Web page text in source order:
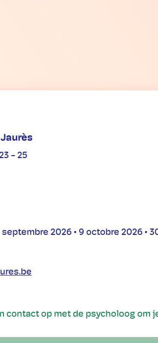
- 25
septembre 2026 • 9 octobre 2026
contact op met de psycholoog om